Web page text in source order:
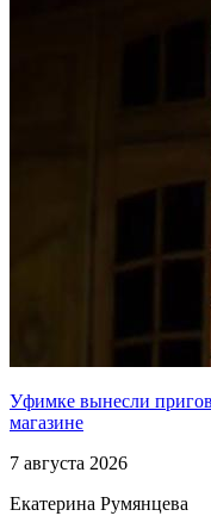
Уфимке вынесли
магазине
7 августа 2026
Екатерина Румянцева